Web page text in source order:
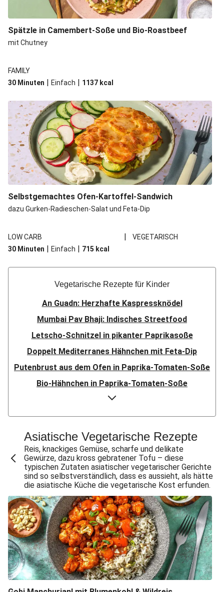
Spätzle in Camembert-Soße und Bio-Roastbeef
mit Chutney
FAMILY
30 Minuten | Einfach | 1137 kcal
Selbstgemachtes Ofen-Kartoffel-Sandwich
dazu Gurken-Radieschen-Salat und Feta-Dip
LOW CARB |
VEGETARISCH
30 Minuten | Einfach | 715 kcal
Vegetarische Rezepte für Kinder
An Guadn: Herzhafte Kaspressknödel
Mumbai Pav Bhaji: Indisches Streetfood
Letscho-Schnitzel in pikanter Paprikasoße
Doppelt Mediterranes Hähnchen mit Feta-Dip
Putenbrust aus dem Ofen in Paprika-Tomaten-Soße
Bio-Hähnchen in Paprika-Tomaten-Soße
Entenbrust aus dem Ofen in Paprika-Tomaten-Soße
Bifteki mit Feta im Fladenbrot
Doppelt Putenbrust aus dem Ofen
Bio-Hähnchen in Paprika-Tomaten-Soße
Speckknödel auf warmem Krautsalat
Crispy Chicken & Pommes aus dem Air-Fryer
Doppelt Chicken & Pommes aus dem Air-Fryer
Bio-Rindersteak in dunkler Zwiebelsoße
Knödel mit doppelt Bacon auf warmem Krautsalat
Bio-Hähnchenschnitzel mit Ofenkartoffeln
Gewürzte Aubergine mit Bulgur
Doppelt Lammhack-Köfte mit Dilldip
Asiatische Vegetarische Rezepte
Reis, knackiges Gemüse, scharfe und delikate
Gewürze, dazu kross gebratener Tofu – diese
typischen Zutaten asiatischer vegetarischer Gerichte
sind so selbstverständlich, dass es aussieht, als hätte
die asiatische Küche die vegetarische Kost erfunden.